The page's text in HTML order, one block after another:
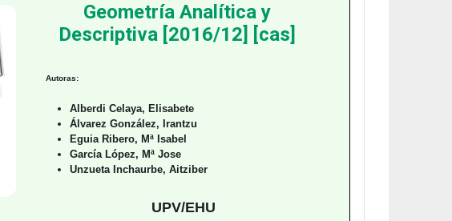
Geometría Analítica y
Descriptiva [2016/12] [cas]
Autoras:
Alberdi Celaya, Elisabete
Álvarez González, Irantzu
Eguia Ribero, Mª Isabel
García López, Mª Jose
Unzueta Inchaurbe, Aitziber
UPV/EHU